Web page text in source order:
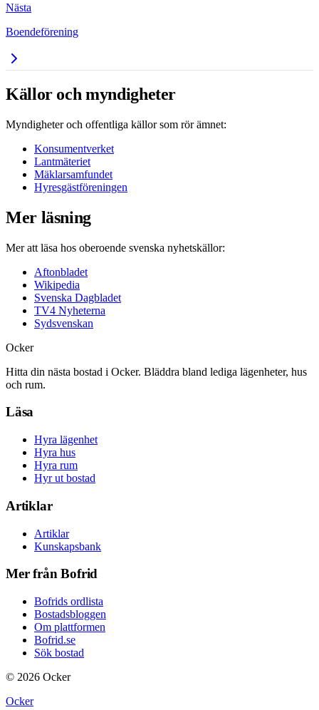
Nästa
Boendeförening
Källor och myndigheter
Myndigheter och offentliga källor som rör ämnet:
Konsumentverket
Lantmäteriet
Mäklarsamfundet
Hyresgästföreningen
Mer läsning
Mer att läsa hos oberoende svenska nyhetskällor:
Aftonbladet
Wikipedia
Svenska Dagbladet
TV4 Nyheterna
Sydsvenskan
Ocker
Hitta din nästa bostad i Ocker. Bläddra bland lediga lägenheter, hus
och rum.
Läsa
Hyra lägenhet
Hyra hus
Hyra rum
Hyr ut bostad
Artiklar
Artiklar
Kunskapsbank
Mer från Bofrid
Bofrids ordlista
Bostadsbloggen
Om plattformen
Bofrid.se
Sök bostad
© 2026 Ocker
Ocker